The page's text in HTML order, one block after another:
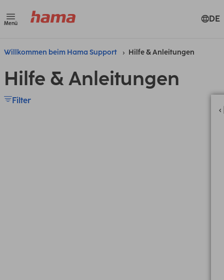
Menü DE
Willkommen beim Hama Support Hilfe & Anleitungen
Hilfe & Anleitungen
Filter